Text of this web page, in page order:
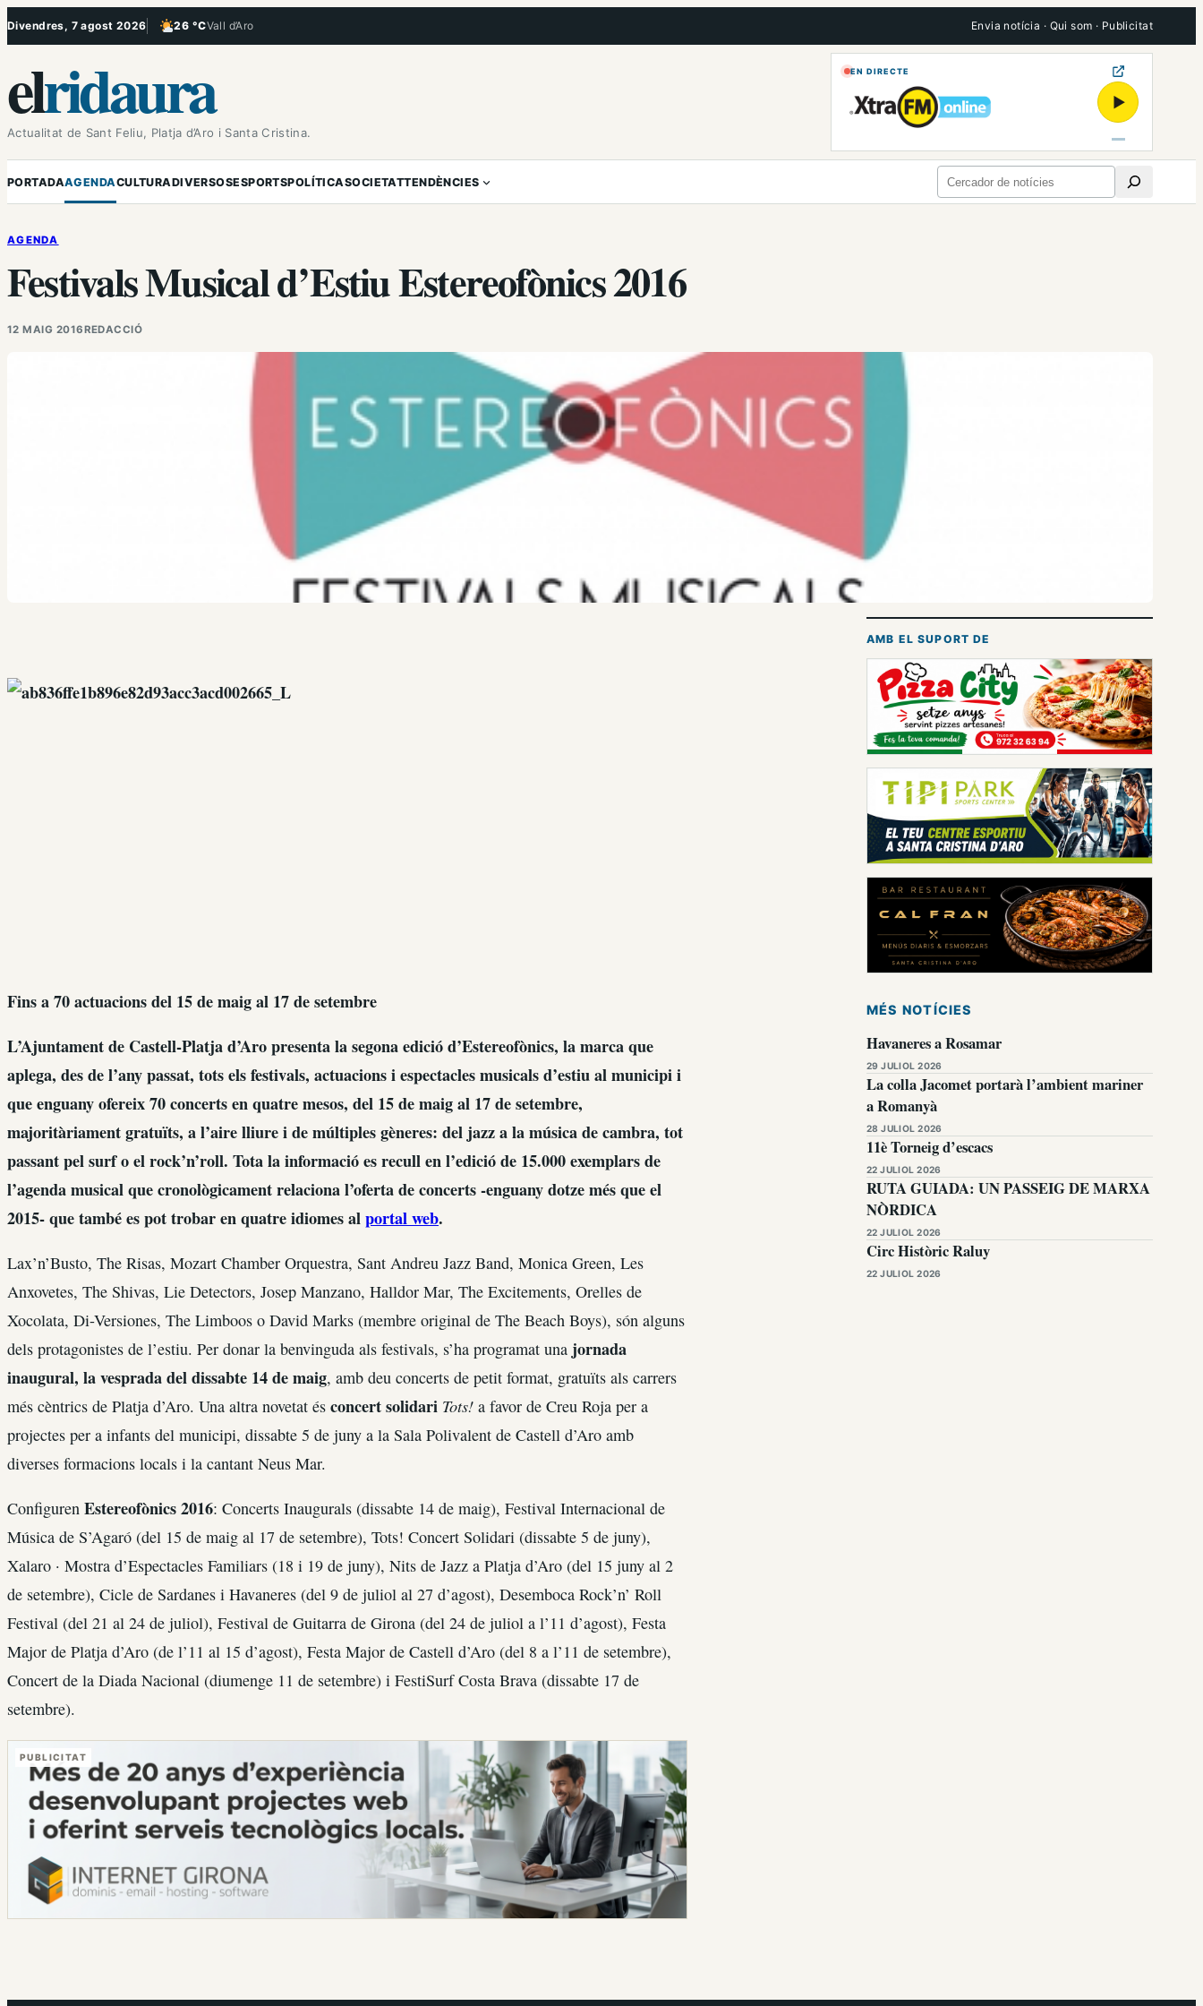
Vés
Divendres, 7 agost 2026 26 °CVall d’Aro
, Poc ennuvolat Envia notícia · Qui som · Publicitat
elridaura
Actualitat de Sant Feliu, Platja d’Aro i Santa Cristina.
EN DIRECTE
▶
PORTADAAGENDACULTURADIVERSOSESPORTSPOLÍTICASOCIETATTENDÈNCIES Cerca
AGENDA
Festivals Musical d’Estiu Estereofònics 2016
12 MAIG 2016REDACCIÓ
Fins a 70 actuacions del 15 de maig al 17 de setembre
L’Ajuntament de Castell-Platja d’Aro presenta la segona edició d’Estereofònics, la marca que
aplega, des de l’any passat, tots els festivals, actuacions i espectacles musicals d’estiu al municipi i
que enguany ofereix 70 concerts en quatre mesos, del 15 de maig al 17 de setembre,
majoritàriament gratuïts, a l’aire lliure i de múltiples gèneres: del jazz a la música de cambra, tot
passant pel surf o el rock’n’roll. Tota la informació es recull en l’edició de 15.000 exemplars de
l’agenda musical que cronològicament relaciona l’oferta de concerts -enguany dotze més que el
2015- que també es pot trobar en quatre idiomes alportal web.
Lax’n’Busto, The Risas, Mozart Chamber Orquestra, Sant Andreu Jazz Band, Monica Green, Les
Anxovetes, The Shivas, Lie Detectors, Josep Manzano, Halldor Mar, The Excitements, Orelles de
Xocolata, Di-Versiones, The Limboos o David Marks (membre original de The Beach Boys), són alguns
dels protagonistes de l’estiu. Per donar la benvinguda als festivals, s’ha programat una jornada
inaugural, la vesprada del dissabte 14 de maig, amb deu concerts de petit format, gratuïts als carrers
més cèntrics de Platja d’Aro. Una altra novetat és concert solidari Tots! a favor de Creu Roja per a
projectes per a infants del municipi, dissabte 5 de juny a la Sala Polivalent de Castell d’Aro amb
diverses formacions locals i la cantant Neus Mar.
Configuren Estereofònics 2016: Concerts Inaugurals (dissabte 14 de maig), Festival Internacional de
Música de S’Agaró (del 15 de maig al 17 de setembre), Tots! Concert Solidari (dissabte 5 de juny),
Xalaro · Mostra d’Espectacles Familiars (18 i 19 de juny), Nits de Jazz a Platja d’Aro (del 15 juny al 2
de setembre), Cicle de Sardanes i Havaneres (del 9 de juliol al 27 d’agost), Desemboca Rock’n’ Roll
Festival (del 21 al 24 de juliol), Festival de Guitarra de Girona (del 24 de juliol a l’11 d’agost), Festa
Major de Platja d’Aro (de l’11 al 15 d’agost), Festa Major de Castell d’Aro (del 8 a l’11 de setembre),
Concert de la Diada Nacional (diumenge 11 de setembre) i FestiSurf Costa Brava (dissabte 17 de
setembre).
PUBLICITAT
AMB EL SUPORT DE
MÉS NOTÍCIES
Havaneres a Rosamar
29 JULIOL 2026
La colla Jacomet portarà l’ambient mariner
a Romanyà
28 JULIOL 2026
11è Torneig d’escacs
22 JULIOL 2026
RUTA GUIADA: UN PASSEIG DE MARXA
NÒRDICA
22 JULIOL 2026
Circ Històric Raluy
22 JULIOL 2026